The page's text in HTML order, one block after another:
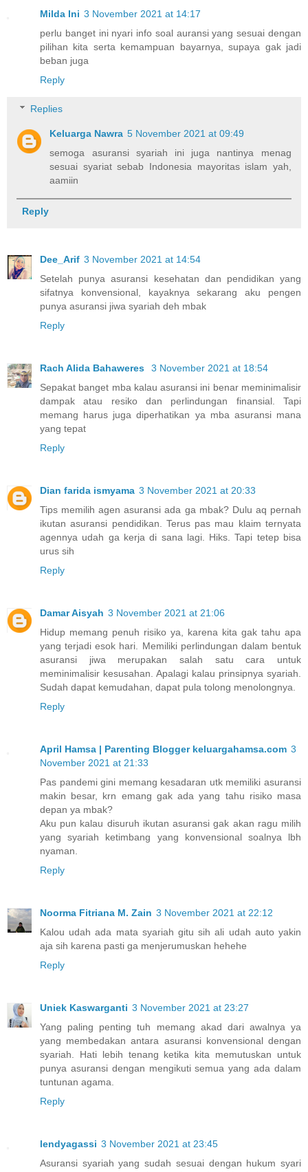
Milda Ini 3 November 2021 at 14:17
perlu banget ini nyari info soal auransi yang sesuai dengan
pilihan kita serta kemampuan bayarnya, supaya gak jadi
beban juga
Reply
Replies
Keluarga Nawra 5 November 2021 at 09:49
semoga asuransi syariah ini juga nantinya menag
sesuai syariat sebab Indonesia mayoritas islam yah,
aamiin
Reply
Dee_Arif 3 November 2021 at 14:54
Setelah punya asuransi kesehatan dan pendidikan yang
sifatnya konvensional, kayaknya sekarang aku pengen
punya asuransi jiwa syariah deh mbak
Reply
Rach Alida Bahaweres
3 November 2021 at 18:54
Sepakat banget mba kalau asuransi ini benar meminimalisir
dampak atau resiko dan perlindungan finansial. Tapi
memang harus juga diperhatikan ya mba asuransi mana
yang tepat
Reply
Dian farida ismyama 3 November 2021 at 20:33
Tips memilih agen asuransi ada ga mbak? Dulu aq pernah
ikutan asuransi pendidikan. Terus pas mau klaim ternyata
agennya udah ga kerja di sana lagi. Hiks. Tapi tetep bisa
urus sih
Reply
Damar Aisyah 3 November 2021 at 21:06
Hidup memang penuh risiko ya, karena kita gak tahu apa
yang terjadi esok hari. Memiliki perlindungan dalam bentuk
asuransi jiwa merupakan salah satu cara untuk
meminimalisir kesusahan. Apalagi kalau prinsipnya syariah.
Sudah dapat kemudahan, dapat pula tolong menolongnya.
Reply
April Hamsa | Parenting Blogger keluargahamsa.com 3
November 2021 at 21:33
Pas pandemi gini memang kesadaran utk memiliki asuransi
makin besar, krn emang gak ada yang tahu risiko masa
depan ya mbak?
Aku pun kalau disuruh ikutan asuransi gak akan ragu milih
yang syariah ketimbang yang konvensional soalnya lbh
nyaman.
Reply
Noorma Fitriana M. Zain 3 November 2021 at 22:12
Kalou udah ada mata syariah gitu sih ali udah auto yakin
aja sih karena pasti ga menjerumuskan hehehe
Reply
Uniek Kaswarganti 3 November 2021 at 23:27
Yang paling penting tuh memang akad dari awalnya ya
yang membedakan antara asuransi konvensional dengan
syariah. Hati lebih tenang ketika kita memutuskan untuk
punya asuransi dengan mengikuti semua yang ada dalam
tuntunan agama.
Reply
lendyagassi 3 November 2021 at 23:45
Asuransi syariah yang sudah sesuai dengan hukum syari